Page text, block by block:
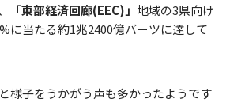
「東部経済回廊(EEC)」 地域の3県向け
に当たる約1兆2400億バーツに達して
と様子をうかがう声も多かったようです